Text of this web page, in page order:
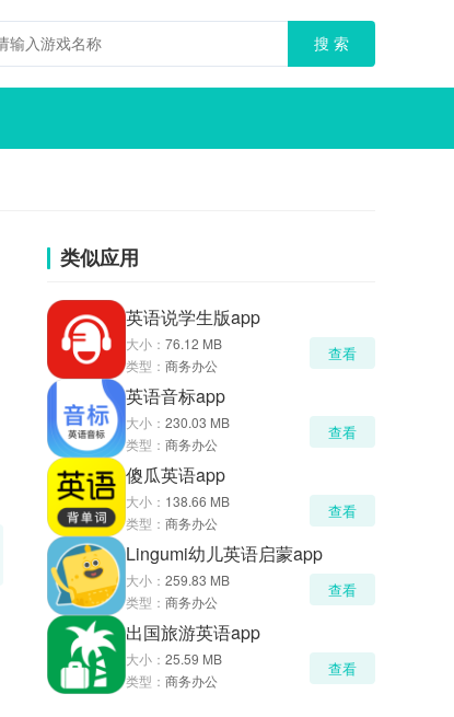
类似应用
英语说学生版app
大小： 76.12 MB
类型： 商务办公
查看
英语音标app
大小： 230.03 MB
类型： 商务办公
查看
傻瓜英语app
大小： 138.66 MB
类型： 商务办公
查看
Lingumi幼儿英语启蒙app
大小： 259.83 MB
类型： 商务办公
查看
出国旅游英语app
大小： 25.59 MB
类型： 商务办公
查看